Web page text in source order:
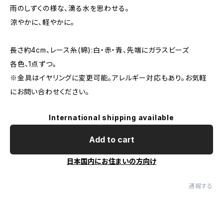
雨のしずくの様な、滴る水を思わせる。
涼やかに、軽やかに。
長さ約4cm、レース糸(綿):白・赤・青、先端にガラスビーズ
各色、1点ずつ。
※金具はイヤリングに変更可能。アレルギー対応もあり。お気軽
にお問い合わせください。
International shipping available
Add to cart
日本国内にお住まいの方向け
通報する